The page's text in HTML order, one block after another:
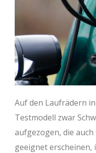
Auf den Laufrädern
Testmodell zwar
aufgezogen, die
geeignet erscheinen,